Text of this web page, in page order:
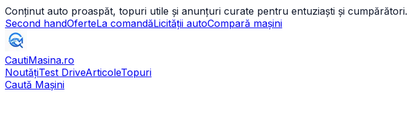
Conținut auto proaspăt, topuri utile și anunțuri curate pentru entuziaști și cumpărători.
Second handOferteLa comandăLicității autoCompară mașini
CautiMasina.ro
NoutățiTest DriveArticoleTopuri
Caută Mașini